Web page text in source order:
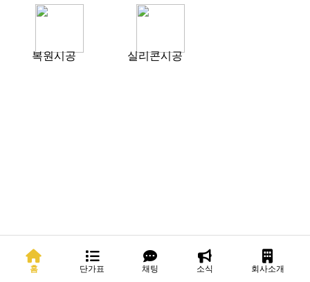
복원시공 실리콘시공
홈 단가표 채팅 소식 회사소개